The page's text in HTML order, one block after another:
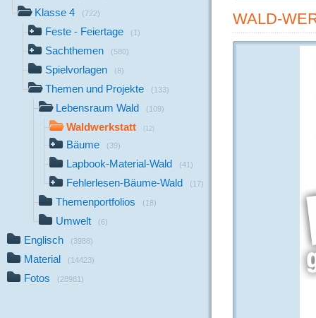
Klasse 4 (722)
Feste - Feiertage (1)
Sachthemen (580)
Spielvorlagen (8)
Themen und Projekte (133)
Lebensraum Wald (109)
Waldwerkstatt (12)
Bäume (39)
Lapbook-Material-Wald (41)
Fehlerlesen-Bäume-Wald (17)
Themenportfolios (18)
Umwelt (6)
Englisch (3988)
Material (14423)
Fotos (28981)
WALD-